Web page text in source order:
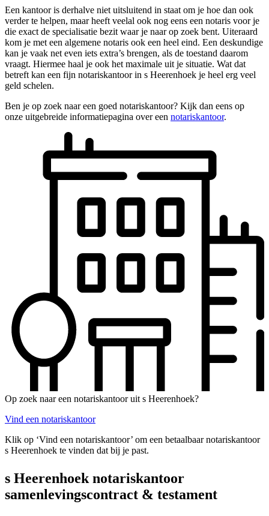
Een kantoor is derhalve niet uitsluitend in staat om je hoe dan ook
verder te helpen, maar heeft veelal ook nog eens een notaris voor je
die exact de specialisatie bezit waar je naar op zoek bent. Uiteraard
kom je met een algemene notaris ook een heel eind. Een deskundige
kan je vaak net even iets extra’s brengen, als de toestand daarom
vraagt. Hiermee haal je ook het maximale uit je situatie. Wat dat
betreft kan een fijn notariskantoor in s Heerenhoek je heel erg veel
geld schelen.
Ben je op zoek naar een goed notariskantoor? Kijk dan eens op
onze uitgebreide informatiepagina over een notariskantoor.
Op zoek naar een notariskantoor uit s Heerenhoek?
Vind een notariskantoor
Klik op ‘Vind een notariskantoor’ om een betaalbaar notariskantoor
s Heerenhoek te vinden dat bij je past.
s Heerenhoek notariskantoor
samenlevingscontract & testament